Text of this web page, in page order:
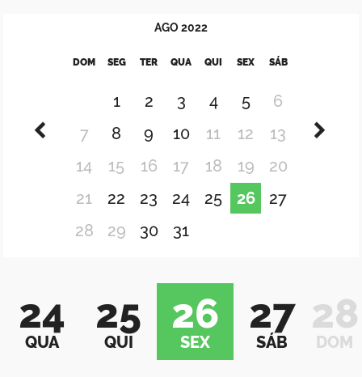
AGO2022
DOM SEG TER QUA QUI SEX SÁB
1 2 3 4 5
6
7
8 9 10 11 12
13
14
15 16 17 18 19
20
21
22 23 24 25 26
27
28
29 30 31
24
QUA
25
QUI
26
SEX
27
SÁB
28
DOM